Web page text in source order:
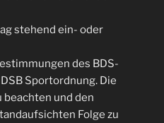
stehend ein- oder
des BDS-
Sportordnung. Die
und den
Folge zu